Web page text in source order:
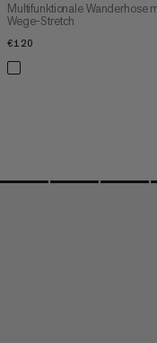
Multifunktionale Wanderhose
Wege-Stretch
€120